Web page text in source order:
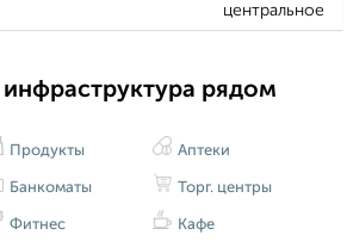
центральное
рядом
Продукты
Банкоматы
Фитнес
Аптеки
Торг. центры
Кафе